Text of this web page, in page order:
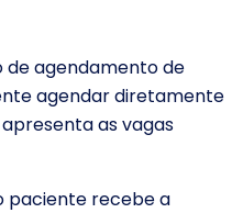
de agendamento de
agendar diretamente
as vagas
paciente recebe a